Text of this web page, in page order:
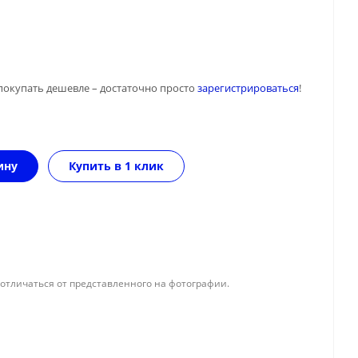
дешевле – достаточно просто зарегистрироваться!
Купить в 1 клик
от представленного на фотографии.